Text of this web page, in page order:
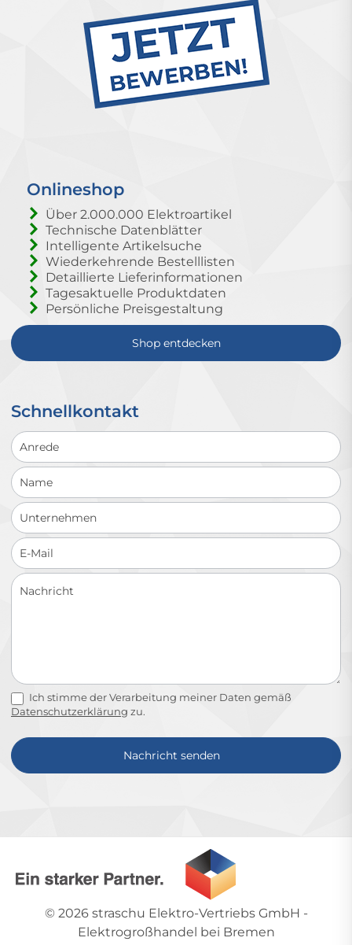
Onlineshop
Über 2.000.000 Elektroartikel
Technische Datenblätter
Intelligente Artikelsuche
Wiederkehrende Bestelllisten
Detaillierte Lieferinformationen
Tagesaktuelle Produktdaten
Persönliche Preisgestaltung
Shop entdecken
Schnellkontakt
Schnellkontakt
Ich stimme der Verarbeitung meiner Daten gemäß
Datenschutzerklärung zu.
Nachricht senden
© 2026 straschu Elektro-Vertriebs GmbH -
Elektrogroßhandel bei Bremen